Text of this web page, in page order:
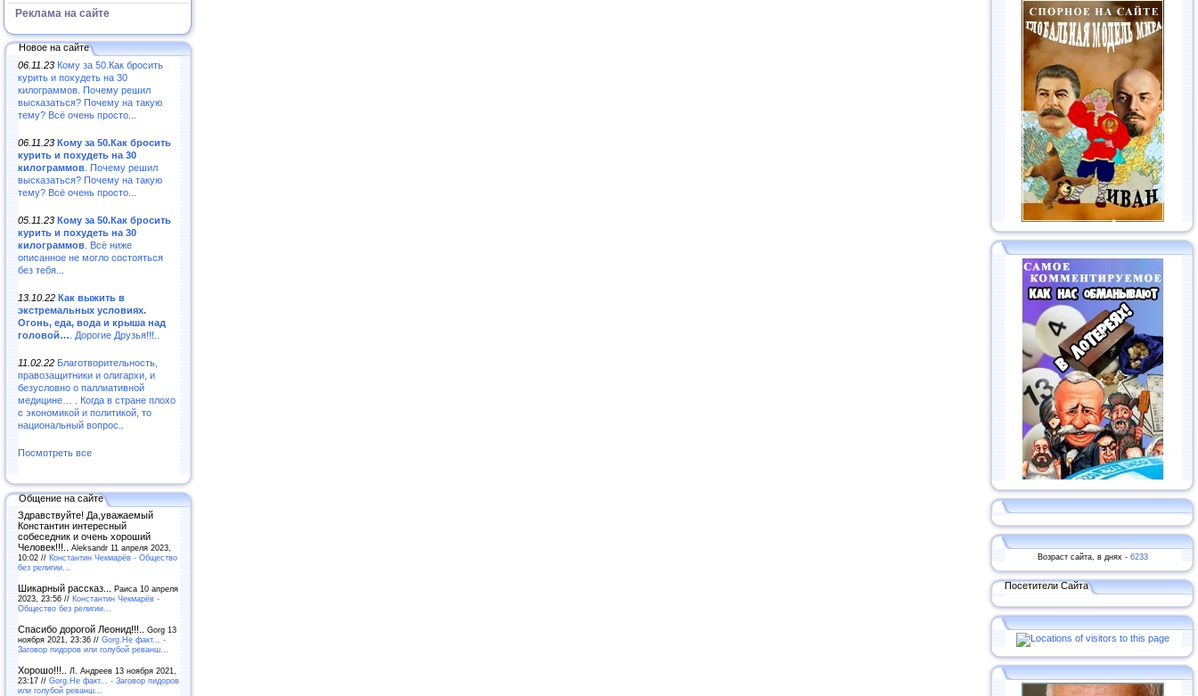
Реклама на сайте
Новое на сайте
06.11.23 Кому за 50.Как бросить
курить и похудеть на 30
килограммов. Почему решил
высказаться? Почему на такую
тему? Всё очень просто...
06.11.23 Кому за 50.Как бросить
курить и похудеть на 30
килограммов . Почему решил
высказаться? Почему на такую
тему? Всё очень просто...
05.11.23 Кому за 50.Как бросить
курить и похудеть на 30
килограммов . Всё ниже
описанное не могло состояться
без тебя...
13.10.22 Как выжить в
экстремальных условиях.
Огонь, еда, вода и крыша над
головой… . Дорогие Друзья!!!..
11.02.22 Благотворительность,
правозащитники и олигархи, и
безусловно о паллиативной
медицине… . Когда в стране плохо
с экономикой и политикой, то
национальный вопрос..
Посмотреть все
Общение на сайте
Здравствуйте! Да,уважаемый
Константин интересный
собеседник и очень хороший
Человек!!!.. Aleksandr 11 апреля 2023,
10:02 // Константин Чекмарёв - Общество
без религии...
Шикарный рассказ... Раиса 10 апреля
2023, 23:56 // Константин Чекмарёв -
Общество без религии...
Спасибо дорогой Леонид!!!.. Gorg 13
ноября 2021, 23:36 // Gorg.Не факт... -
Заговор пидоров или голубой реванш…
Хорошо!!!..
Л. Андреев 13 ноября 2021,
23:17 // Gorg.Не факт... - Заговор пидоров
или голубой реванш…
Возраст сайта, в днях - 6233
Посетители Сайта